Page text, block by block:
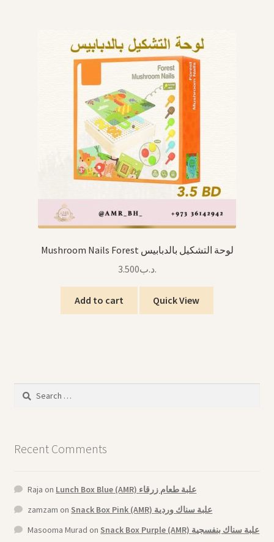
Mushroom Nails Forest لوحة التشكيل بالدبابيس
.د.ب3.500
Add to cart Quick View
Search
Recent Comments
Raja on
Lunch Box Blue (AMR) علبة طعام زرقاء
zamzam on
Snack Box Pink (AMR) علبة سناك وردية
Masooma Murad on Snack Box Purple (AMR) علبة سناك بنفسجية